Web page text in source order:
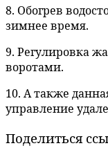
8. Обогрев
зимнее время.
9. Регулировка
воротами.
10. А также
управление
Поделиться